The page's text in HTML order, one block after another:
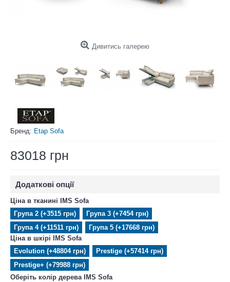
Дивитись галерею
Бренд: Etap Sofa
83018 грн
Додаткові опції
Ціна в тканині IMS Sofa
Група 2 (+3515 грн)
Група 3 (+7454 грн)
Група 4 (+11511 грн)
Група 5 (+17668 грн)
Ціна в шкірі IMS Sofa
Evolution (+48804 грн)
Prestige (+57414 грн)
Prestige+ (+79988 грн)
Оберіть колір дерева IMS Sofa